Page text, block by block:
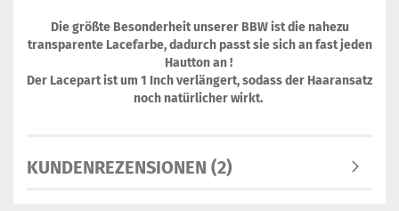
Die größte Besonderheit unserer BBW ist die nahezu
transparente Lacefarbe, dadurch passt sie sich an fast jeden
Hautton an !
Der Lacepart ist um 1 Inch verlängert, sodass der Haaransatz
noch natürlicher wirkt.
KUNDENREZENSIONEN (2)